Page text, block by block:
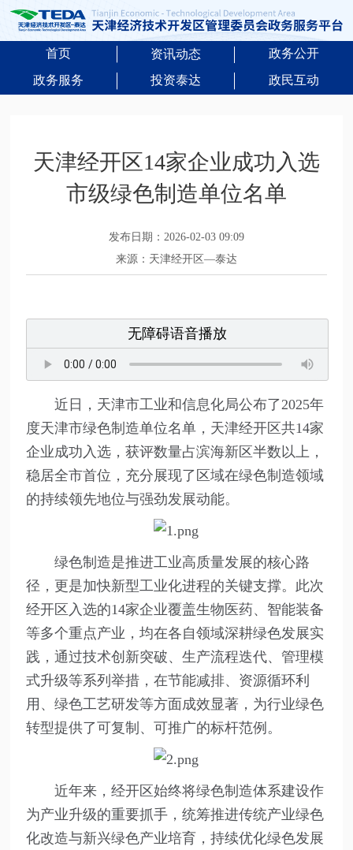
首页 资讯动态
政务公开
政务服务
投资泰达 政民互动
天津经开区14家企业成功入选
市级绿色制造单位名单
发布日期：2026-02-03 09:09
来源：天津经开区—泰达
无障碍语音播放
近日，天津市工业和信息化局公布了2025年
度天津市绿色制造单位名单，天津经开区共14家
企业成功入选，获评数量占滨海新区半数以上，
稳居全市首位，充分展现了区域在绿色制造领域
的持续领先地位与强劲发展动能。
绿色制造是推进工业高质量发展的核心路
径，更是加快新型工业化进程的关键支撑。此次
经开区入选的14家企业覆盖生物医药、智能装备
等多个重点产业，均在各自领域深耕绿色发展实
践，通过技术创新突破、生产流程迭代、管理模
式升级等系列举措，在节能减排、资源循环利
用、绿色工艺研发等方面成效显著，为行业绿色
转型提供了可复制、可推广的标杆范例。
近年来，经开区始终将绿色制造体系建设作
为产业升级的重要抓手，统筹推进传统产业绿色
化改造与新兴绿色产业培育，持续优化绿色发展